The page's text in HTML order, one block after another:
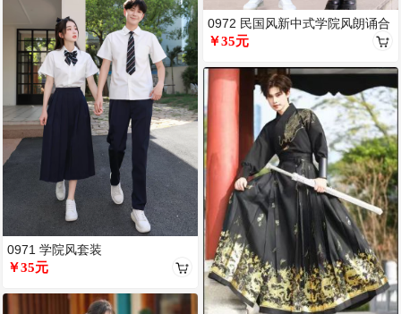
0971 学院风套装
￥35元
0972 民国风新中式学院风朗诵合
唱演出
￥35元